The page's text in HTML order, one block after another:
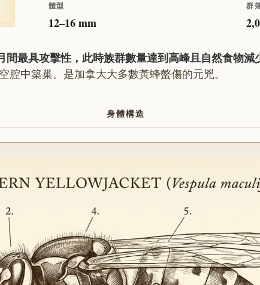
體型
12–16 mm
群
間最具攻擊性，此時族群數量達到高峰且自然食物減
腔中築巢。是加拿大大多數黃蜂螫傷的元兇。
身體構造